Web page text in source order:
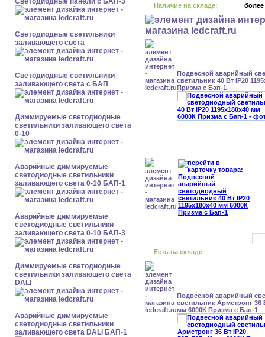
Светодиодные светильники
заливающего света
Светодиодные светильники
заливающего света с БАП
Диммируемые светодиодные
светильники заливающего света
0-10
Аварийные диммируемые
светодиодные светильники
заливающего света 0-10 БАП-1
Аварийные диммируемые
светодиодные светильники
заливающего света 0-10 БАП-3
Диммируемые светодиодные
светильники заливающего света
DALI
Аварийные диммируемые
светодиодные светильники
заливающего света DALI БАП-1
Наличие на складе: более
Подвесной аварийный
светильник 40 Вт IP20
Призма с Бап-1
Есть на складе
Подвесной аварийный
светильник Армстронг 36
мм 6000К Призма с Бап-1